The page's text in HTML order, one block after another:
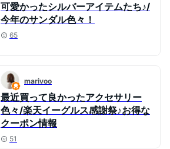
可愛かったシルバーアイテムたち♪/
今年のサンダル色々！
65
marivoo
最近買って良かったアクセサリー
色々/楽天イーグルス感謝祭♪お得な
クーポン情報
51